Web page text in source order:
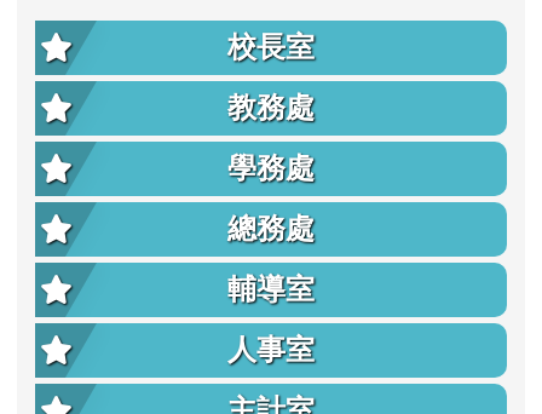
校長室
教務處
學務處
總務處
輔導室
人事室